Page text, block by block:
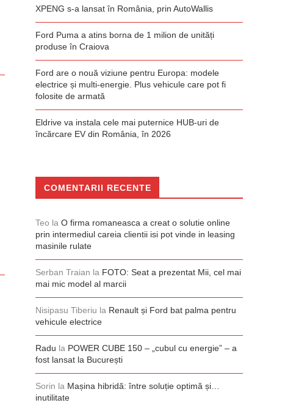
XPENG s-a lansat în România, prin AutoWallis
Ford Puma a atins borna de 1 milion de unități
produse în Craiova
Ford are o nouă viziune pentru Europa: modele
electrice și multi-energie. Plus vehicule care pot fi
folosite de armată
Eldrive va instala cele mai puternice HUB-uri de
încărcare EV din România, în 2026
COMENTARII RECENTE
Teo la O firma romaneasca a creat o solutie online
prin intermediul careia clientii isi pot vinde in leasing
masinile rulate
Serban Traian la FOTO: Seat a prezentat Mii, cel mai
mai mic model al marcii
Nisipasu Tiberiu la Renault și Ford bat palma pentru
vehicule electrice
Radu la POWER CUBE 150 – „cubul cu energie” – a
fost lansat la București
Sorin la Mașina hibridă: între soluție optimă și…
inutilitate